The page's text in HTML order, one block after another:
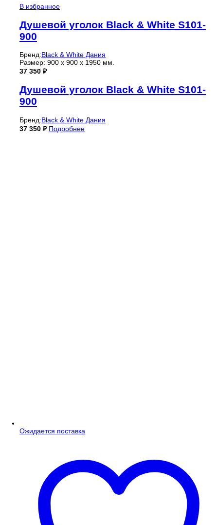
В избранное
Душевой уголок Black & White S101-
900
Бренд:Black & White Дания
Размер: 900 x 900 x 1950 мм.
37 350 ₽
Душевой уголок Black & White S101-
900
Бренд:Black & White Дания
37 350 ₽ Подробнее
Ожидается поставка